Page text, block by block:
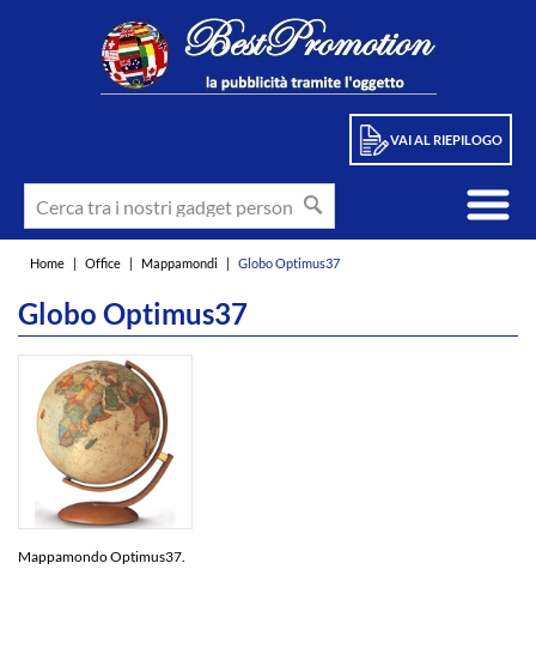
VAI AL RIEPILOGO
Home | Office | Mappamondi | Globo Optimus37
Globo Optimus37
Mappamondo Optimus37.